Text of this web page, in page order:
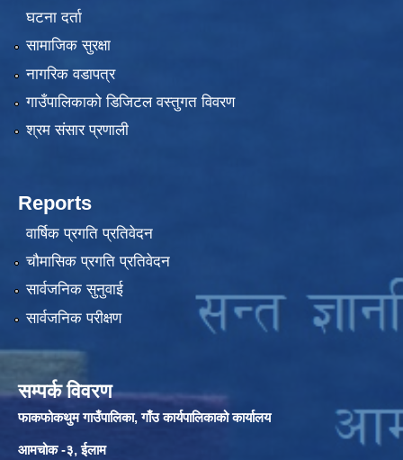
घटना दर्ता
सामाजिक सुरक्षा
नागरिक वडापत्र
गाउँपालिकाको डिजिटल वस्तुगत विवरण
श्रम संसार प्रणाली
Reports
वार्षिक प्रगति प्रतिवेदन
चौमासिक प्रगति प्रतिवेदन
सार्वजनिक सुनुवाई
सार्वजनिक परीक्षण
सम्पर्क विवरण
फाकफोकथुम गाउँपालिका, गाँउ कार्यपालिकाको कार्यालय
आमचोक -३, ईलाम